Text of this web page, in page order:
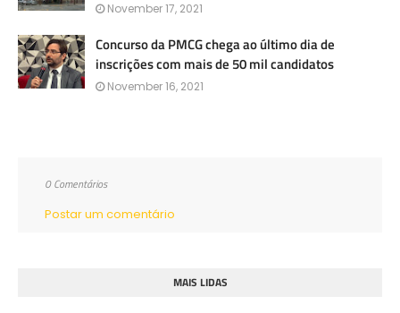
November 17, 2021
Concurso da PMCG chega ao último dia de
inscrições com mais de 50 mil candidatos
November 16, 2021
0 Comentários
Postar um comentário
MAIS LIDAS